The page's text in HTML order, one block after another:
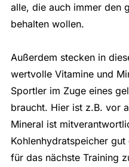
alle, die auch immer den
behalten wollen.
Außerdem stecken in
wertvolle Vitamine und
Sportler im Zuge eines
braucht. Hier ist z.B. vor
Mineral ist
Kohlenhydratspeicher
für das nächste Training